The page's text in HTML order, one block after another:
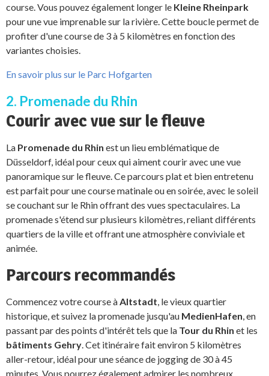
course. Vous pouvez également longer le Kleine Rheinpark
pour une vue imprenable sur la rivière. Cette boucle permet de
profiter d'une course de 3 à 5 kilomètres en fonction des
variantes choisies.
En savoir plus sur le Parc Hofgarten
2. Promenade du Rhin
Courir avec vue sur le fleuve
La Promenade du Rhin est un lieu emblématique de
Düsseldorf, idéal pour ceux qui aiment courir avec une vue
panoramique sur le fleuve. Ce parcours plat et bien entretenu
est parfait pour une course matinale ou en soirée, avec le soleil
se couchant sur le Rhin offrant des vues spectaculaires. La
promenade s'étend sur plusieurs kilomètres, reliant différents
quartiers de la ville et offrant une atmosphère conviviale et
animée.
Parcours recommandés
Commencez votre course à Altstadt , le vieux quartier
historique, et suivez la promenade jusqu'au MedienHafen , en
passant par des points d'intérêt tels que la Tour du Rhin et les
bâtiments Gehry . Cet itinéraire fait environ 5 kilomètres
aller-retour, idéal pour une séance de jogging de 30 à 45
minutes. Vous pourrez également admirer les nombreux